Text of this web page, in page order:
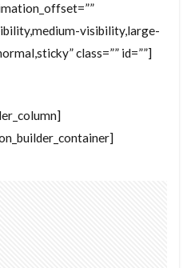
visibility,large-
class=”” id=””]